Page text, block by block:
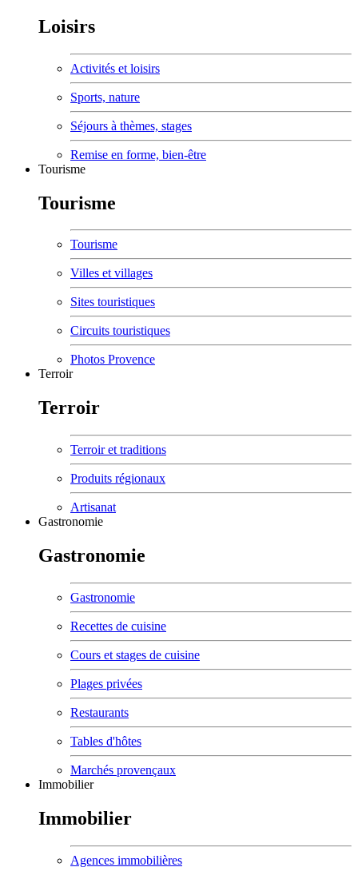
Loisirs
Activités et loisirs
Sports, nature
Séjours à thèmes, stages
Remise en forme, bien-être
Tourisme
Tourisme
Tourisme
Villes et villages
Sites touristiques
Circuits touristiques
Photos Provence
Terroir
Terroir
Terroir et traditions
Produits régionaux
Artisanat
Gastronomie
Gastronomie
Gastronomie
Recettes de cuisine
Cours et stages de cuisine
Plages privées
Restaurants
Tables d'hôtes
Marchés provençaux
Immobilier
Immobilier
Agences immobilières